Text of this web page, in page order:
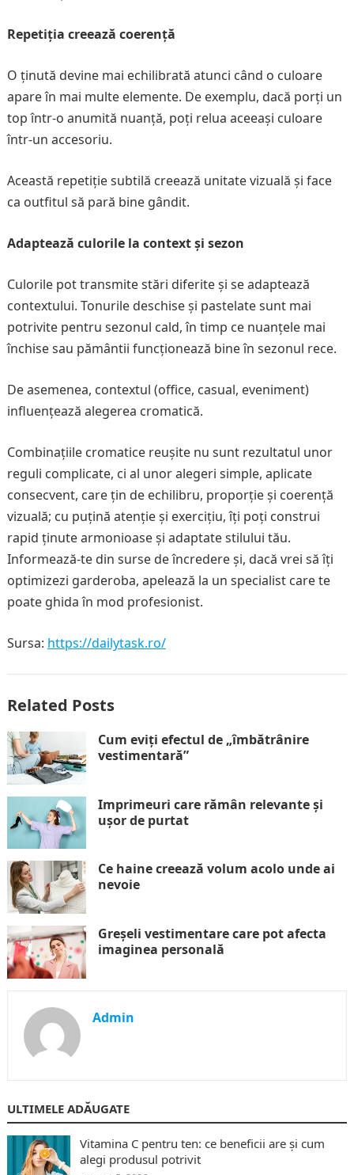
Repetiția creează coerență
O ținută devine mai echilibrată atunci când o culoare
apare în mai multe elemente. De exemplu, dacă porți un
top într-o anumită nuanță, poți relua aceeași culoare
într-un accesoriu.
Această repetiție subtilă creează unitate vizuală și face
ca outfitul să pară bine gândit.
Adaptează culorile la context și sezon
Culorile pot transmite stări diferite și se adaptează
contextului. Tonurile deschise și pastelate sunt mai
potrivite pentru sezonul cald, în timp ce nuanțele mai
închise sau pământii funcționează bine în sezonul rece.
De asemenea, contextul (office, casual, eveniment)
influențează alegerea cromatică.
Combinațiile cromatice reușite nu sunt rezultatul unor
reguli complicate, ci al unor alegeri simple, aplicate
consecvent, care țin de echilibru, proporție și coerență
vizuală; cu puțină atenție și exercițiu, îți poți construi
rapid ținute armonioase și adaptate stilului tău.
Informează-te din surse de încredere și, dacă vrei să îți
optimizezi garderoba, apelează la un specialist care te
poate ghida în mod profesionist.
Sursa: https://dailytask.ro/
Related Posts
Cum eviți efectul de „îmbătrânire
vestimentară”
Imprimeuri care rămân relevante și
ușor de purtat
Ce haine creează volum acolo unde ai
nevoie
Greșeli vestimentare care pot afecta
imaginea personală
Admin
ULTIMELE ADĂUGATE
Vitamina C pentru ten: ce beneficii are și cum
alegi produsul potrivit